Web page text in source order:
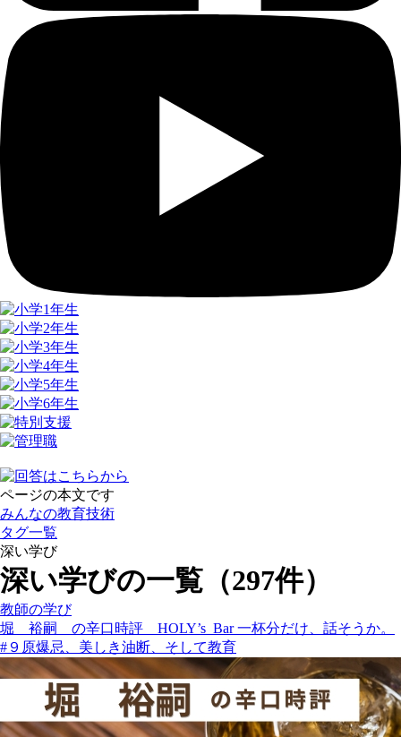
ページの本文です
みんなの教育技術
タグ一覧
深い学び
深い学びの一覧（297件）
教師の学び
堀 裕嗣 の辛口時評 HOLY’s Bar 一杯分だけ、話そうか。
#９原爆忌、美しき油断、そして教育